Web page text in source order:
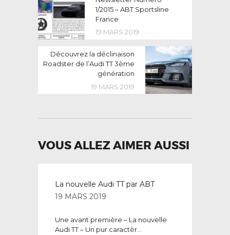
DE
L’ARTICLE
post:
1/2015 – ABT Sportsline
France
19 MARS 2019
post:
Découvrez la déclinaison
Roadster de l’Audi TT 3ème
génération
19 MARS 2019
VOUS ALLEZ AIMER AUSSI
La nouvelle Audi TT par ABT
19 MARS 2019
Une avant première – La nouvelle
Audi TT – Un pur caractèr...